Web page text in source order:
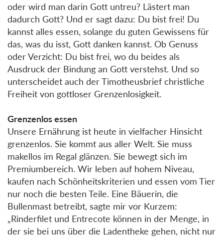
oder wird man darin Gott untreu? Lästert man
dadurch Gott? Und er sagt dazu: Du bist frei! Du
kannst alles essen, solange du guten Gewissens für
das, was du isst, Gott danken kannst. Ob Genuss
oder Verzicht: Du bist frei, wo du beides als
Ausdruck der Bindung an Gott verstehst. Und so
unterscheidet auch der Timotheusbrief christliche
Freiheit von gottloser Grenzenlosigkeit.
Grenzenlos essen
Unsere Ernährung ist heute in vielfacher Hinsicht
grenzenlos. Sie kommt aus aller Welt. Sie muss
makellos im Regal glänzen. Sie bewegt sich im
Premiumbereich. Wir leben auf hohem Niveau,
kaufen nach Schönheitskriterien und essen vom Tier
nur noch die besten Teile. Eine Bäuerin, die
Bullenmast betreibt, sagte mir vor Kurzem:
„Rinderfilet und Entrecote können in der Menge, in
der sie bei uns über die Ladentheke gehen, nicht nur